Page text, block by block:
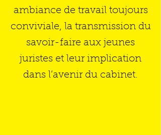
ambiance de travail toujours
conviviale, la transmission du
savoir-faire aux jeunes
juristes et leur implication
dans l’avenir du cabinet.